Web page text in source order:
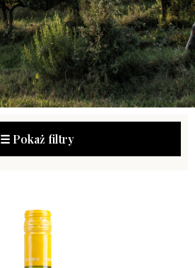
☰ Pokaż filtry